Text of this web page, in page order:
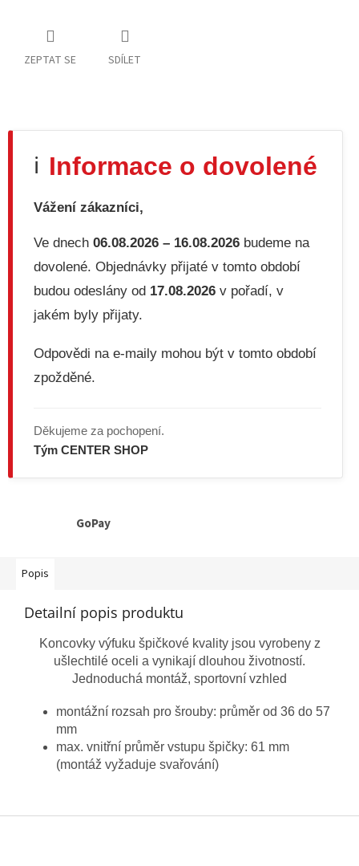
ZEPTAT SE SDÍLET
ℹ️ Informace o dovolené
Vážení zákazníci,
Ve dnech 06.08.2026 – 16.08.2026 budeme na
dovolené. Objednávky přijaté v tomto období
budou odeslány od 17.08.2026 v pořadí, v
jakém byly přijaty.
Odpovědi na e-maily mohou být v tomto období
zpožděné.
Děkujeme za pochopení.
Tým CENTER SHOP
GoPay
Popis
Detailní popis produktu
Koncovky výfuku špičkové kvality jsou vyrobeny z
ušlechtilé oceli a vynikají dlouhou životností.
Jednoduchá montáž, sportovní vzhled
montážní rozsah pro šrouby: průměr od 36 do 57
mm
max. vnitřní průměr vstupu špičky: 61 mm
(montáž vyžaduje svařování)
Z